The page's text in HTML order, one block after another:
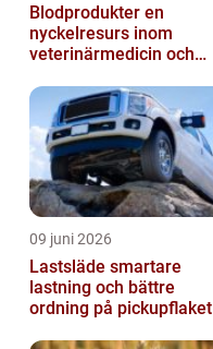
Blodprodukter en
nyckelresurs inom
veterinärmedicin och
09 juni 2026
Lastsläde smartare
lastning och bättre
ordning på pickupflaket